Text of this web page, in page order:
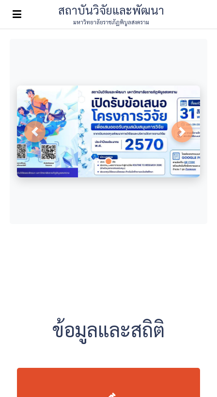
สถาบันวิจัยและพัฒนา
มหาวิทยาลัยราชภัฏพิบูลสงคราม
Previous Next
ข้อมูลและสถิติ